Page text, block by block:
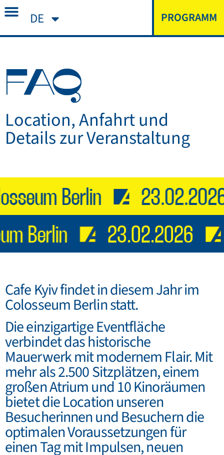
DE PROGRAMM
FAQ
Location, Anfahrt und
Details zur Veranstaltung
Berlin
23.02.2026
23.02.2026
Berlin
Cafe Kyiv findet in diesem Jahr im
Colosseum Berlin statt.
Die einzigartige Eventfläche
verbindet das historische
Mauerwerk mit modernem Flair. Mit
mehr als 2.500 Sitzplätzen, einem
großen Atrium und 10 Kinoräumen
bietet die Location unseren
Besucherinnen und Besuchern die
optimalen Voraussetzungen für
einen Tag mit Impulsen, neuen